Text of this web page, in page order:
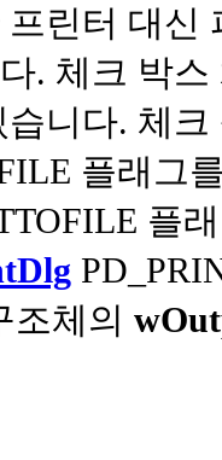
프린터 대신
. 체크 박
니다. 체
플래그
플
조체의